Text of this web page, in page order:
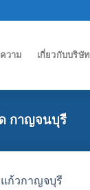
วาม เกี่ยวกับบริษัท
กาญจนบุรี